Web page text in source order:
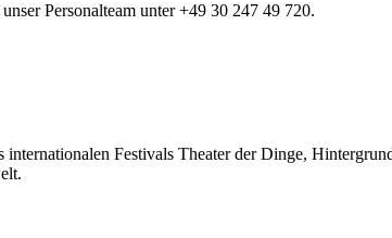
Personalteam unter +49 30 247 49 720.
Festivals Theater der Dinge,